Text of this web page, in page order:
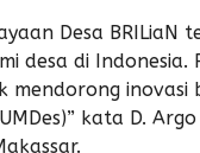
Desa
desa di
mendorong
kata D.